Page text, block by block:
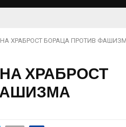
ХРАБРОСТ БОРАЦА ПРОТИВ
ХРАБРОСТ